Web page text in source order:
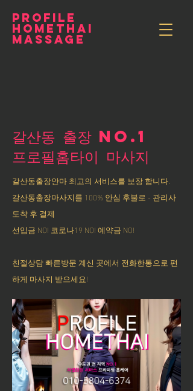
PROFILE
HOMETHAI
MASSAGE
갈산동 출장 NO.1
​프로필홈타이 마사지
갈산동출장안마 최고의 서비스를 보장 합니다.
갈산동출장마사지를 100% 안심 후불로 - 관리사
도착 후 결제
선입금 NO! 코로나19 NO! 예약금 NO!
친절상담 빠른방문 계신 곳에서 전화한통으로 편
하게 마사지 받으세요!